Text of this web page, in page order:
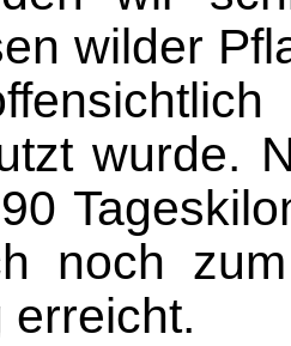
wilder
wurde.
noch
erreicht.